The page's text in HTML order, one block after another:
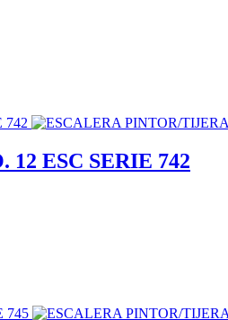
ESC SERIE 742